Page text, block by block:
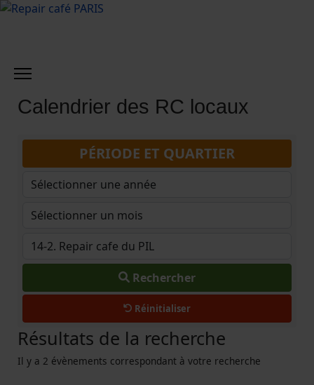
Calendrier des RC locaux
PÉRIODE ET QUARTIER
Rechercher
Réinitialiser
Résultats de la recherche
Il y a 2 évènements correspondant à votre recherche